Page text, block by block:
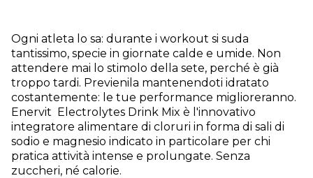
Ogni atleta lo sa: durante i workout si suda
tantissimo, specie in giornate calde e umide. Non
attendere mai lo stimolo della sete, perché è già
troppo tardi. Previenila mantenendoti idratato
costantemente: le tue performance miglioreranno.
Enervit Electrolytes Drink Mix è l'innovativo
integratore alimentare di cloruri in forma di sali di
sodio e magnesio indicato in particolare per chi
pratica attività intense e prolungate. Senza
zuccheri, né calorie.